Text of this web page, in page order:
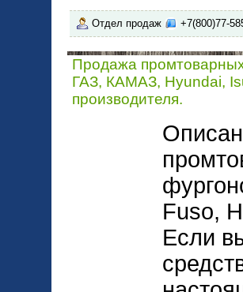
Отдел продаж +7(800)77-
Продажа
ГАЗ, КАМАЗ, Hyundai,
производителя.
Fuso,
Если